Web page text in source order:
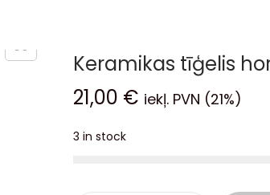
Keramikas tīģelis
21,00 € iekļ. PVN (21%)
3 in stock